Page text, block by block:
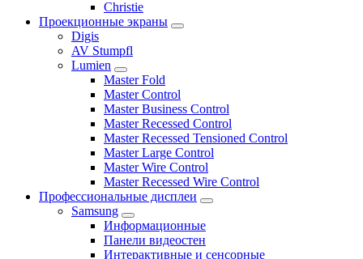
Сhristie
Проекционные экраны
Digis
AV Stumpfl
Lumien
Master Fold
Master Control
Master Business Control
Master Recessed Control
Master Recessed Tensioned Control
Master Large Control
Master Wire Control
Master Recessed Wire Control
Профессиональные дисплеи
Samsung
Информационные
Панели видеостен
Интерактивные и сенсорные